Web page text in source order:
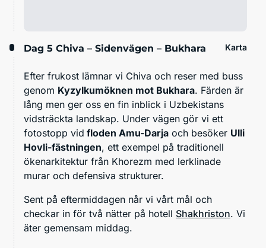
Dag 5 Chiva – Sidenvägen – Bukhara Karta
Efter frukost lämnar vi Chiva och reser med buss
genom Kyzylkumöknen mot Bukhara. Färden är
lång men ger oss en fin inblick i Uzbekistans
vidsträckta landskap. Under vägen gör vi ett
fotostopp vid floden Amu-Darja och besöker Ulli
Hovli-fästningen, ett exempel på traditionell
ökenarkitektur från Khorezm med lerklinade
murar och defensiva strukturer.
Sent på eftermiddagen når vi vårt mål och
checkar in för två nätter på hotell Shakhriston. Vi
äter gemensam middag.